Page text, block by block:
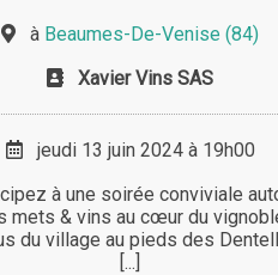
à Beaumes-De-Venise (84)
Xavier Vins SAS
jeudi 13 juin 2024 à 19h00
à une soirée conviviale
mets & vins au cœur du
du village au pieds des
[...]